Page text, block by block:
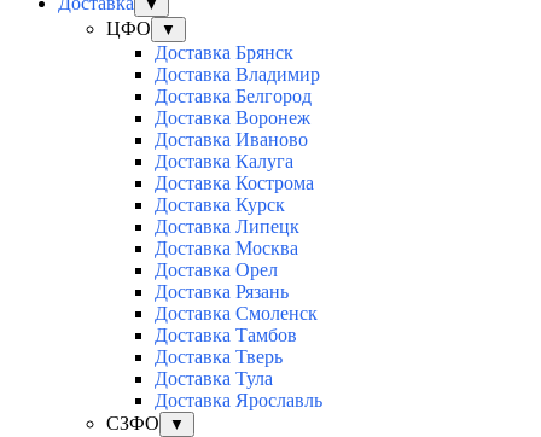
▼
ЦФО ▼
Доставка Брянск
Доставка Владимир
Доставка Белгород
Доставка Воронеж
Доставка Иваново
Доставка Калуга
Доставка Кострома
Доставка Курск
Доставка Липецк
Доставка Москва
Доставка Орел
Доставка Рязань
Доставка Смоленск
Доставка Тамбов
Доставка Тверь
Доставка Тула
Доставка Ярославль
СЗФО
▼